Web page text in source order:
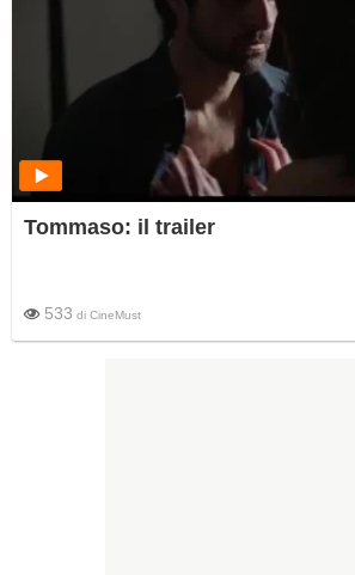
Tommaso: il trailer
533 di CineMust